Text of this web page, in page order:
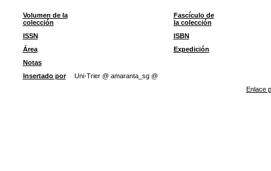
Volumen de la
colección
Fascículo de
la colección
ISSN
ISBN
Área
Expedición
Notas
Insertado por
Uni-Trier @ amaranta_sg @
Enlace